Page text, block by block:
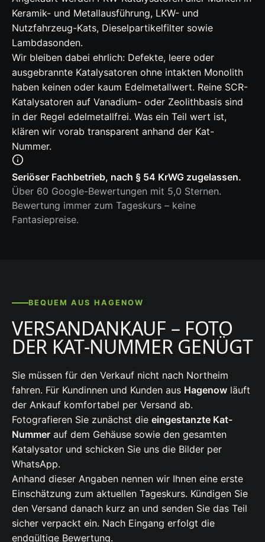
Keramik- und Metallausführung, LKW- und
Nutzfahrzeug-Kats, Dieselpartikelfilter sowie
Lambdasonden.
Wir bleiben dabei ehrlich: Defekte, leere oder
ausgebrannte Katalysatoren ohne intakten Monolith
haben keinen oder kaum Edelmetallwert. Reine SCR-
Katalysatoren auf Vanadium- oder Zeolithbasis sind
in der Regel edelmetallfrei. Was ein Teil wert ist,
klären wir vorab transparent anhand der Kat-
Nummer.
Seriöser Fachbetrieb, nach § 54 KrWG zugelassen.
Über 60 Google-Bewertungen mit 5,0 Sternen.
Bewertung immer zum Tageskurs – keine
Fantasiepreise.
BEQUEM AUS HAGENOW
VERSANDANKAUF – FOTO
DER KAT-NUMMER GENÜGT
Sie müssen für den Verkauf nicht nach Northeim
fahren. Für Kundinnen und Kunden aus Hagenow läuft
der Ankauf komfortabel per Versand ab.
Fotografieren Sie zunächst die eingestanzte Kat-
Nummer auf dem Gehäuse sowie den gesamten
Katalysator und schicken Sie uns die Bilder per
WhatsApp.
Anhand dieser Angaben nennen wir Ihnen eine erste
Einschätzung zum aktuellen Tageskurs. Kündigen Sie
den Versand danach kurz an und senden Sie das Teil
sicher verpackt ein. Nach Eingang erfolgt die
endgültige Bewertung.